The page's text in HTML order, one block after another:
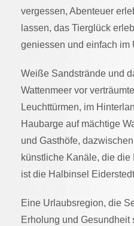
vergessen, Abenteuer
lassen, das Tierglück
geniessen und einfach im
Weiße Sandstrände und
Wattenmeer vor
Leuchttürmen, im
Haubarge auf mächtige
und Gasthöfe,
künstliche Kanäle, die
ist die Halbinsel
Eine Urlaubsregion, die
Erholung und Gesundheit